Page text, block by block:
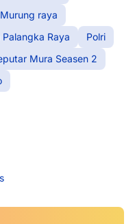
raya
Palangka Raya
Polri
Mura Seasen 2